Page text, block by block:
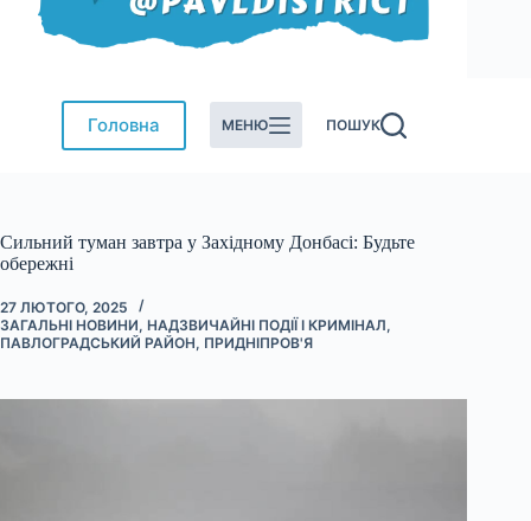
Головна МЕНЮ ПОШУК
Сильний туман завтра у Західному Донбасі: Будьте
обережні
27 ЛЮТОГО, 2025
ЗАГАЛЬНІ НОВИНИ, НАДЗВИЧАЙНІ ПОДІЇ І КРИМІНАЛ,
ПАВЛОГРАДСЬКИЙ РАЙОН, ПРИДНІПРОВ'Я